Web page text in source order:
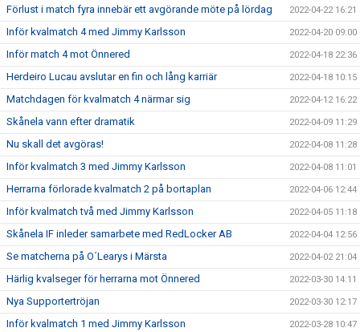
Förlust i match fyra innebär ett avgörande möte på lördag 2022-04-22 16:21
Inför kvalmatch 4 med Jimmy Karlsson 2022-04-20 09:00
Inför match 4 mot Önnered 2022-04-18 22:36
Herdeiro Lucau avslutar en fin och lång karriär 2022-04-18 10:15
Matchdagen för kvalmatch 4 närmar sig 2022-04-12 16:22
Skånela vann efter dramatik 2022-04-09 11:29
Nu skall det avgöras! 2022-04-08 11:28
Inför kvalmatch 3 med Jimmy Karlsson 2022-04-08 11:01
Herrarna förlorade kvalmatch 2 på bortaplan 2022-04-06 12:44
Inför kvalmatch två med Jimmy Karlsson 2022-04-05 11:18
Skånela IF inleder samarbete med RedLocker AB 2022-04-04 12:56
Se matcherna på O´Learys i Märsta 2022-04-02 21:04
Härlig kvalseger för herrarna mot Önnered 2022-03-30 14:11
Nya Supportertröjan 2022-03-30 12:17
Inför kvalmatch 1 med Jimmy Karlsson 2022-03-28 10:47